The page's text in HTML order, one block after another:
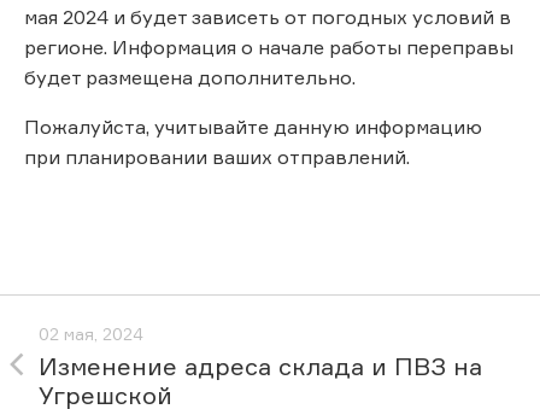
мая 2024 и будет зависеть от погодных условий в
регионе. Информация о начале работы переправы
будет размещена дополнительно.
Пожалуйста, учитывайте данную информацию
при планировании ваших отправлений.
02 мая, 2024
Изменение адреса склада и ПВЗ на
Угрешской